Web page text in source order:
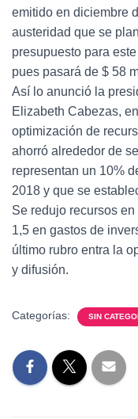
emitido en diciembre
austeridad que se
presupuesto para
pues pasará de $ 58
Así lo anunció la
Elizabeth Cabezas,
optimización de
ahorró alrededor de
representan un 10%
2018 y que se
Se redujo recursos
1,5 en gastos de
último rubro entra la
y difusión.
Categorías: SIN